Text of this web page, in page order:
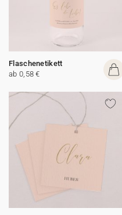
Flaschenetikett
ab 0,58 €